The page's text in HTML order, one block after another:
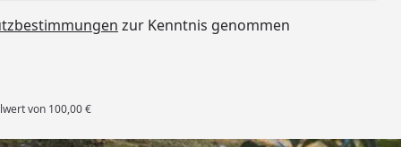
zur Kenntnis genommen
von 100,00 €